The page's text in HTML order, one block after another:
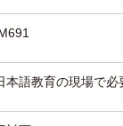
本語教育の現場で